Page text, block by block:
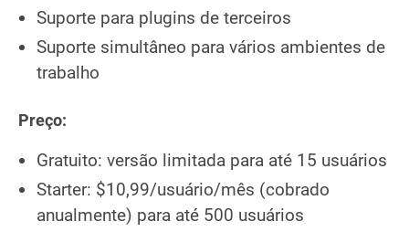
Suporte para plugins de terceiros
Suporte simultâneo para vários ambientes de
trabalho
Preço:
Gratuito: versão limitada para até 15 usuários
Starter: $10,99/usuário/mês (cobrado
anualmente) para até 500 usuários